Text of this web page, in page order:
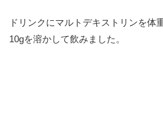
ドリンクにマルトデキストリンを体
10gを溶かして飲みました。